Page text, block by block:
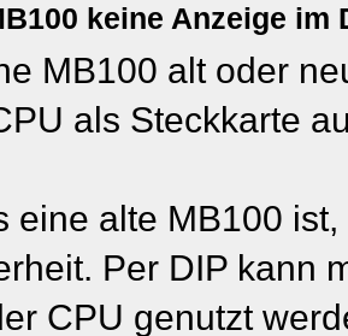
keine Anzeige im
MB100 alt oder
als Steckkarte
eine alte MB100
Per DIP kann
CPU genutzt